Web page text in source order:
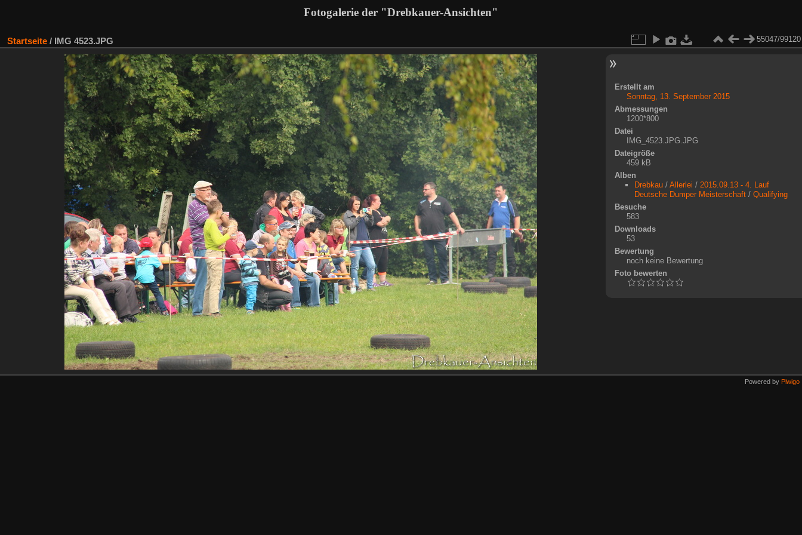
Fotogalerie der "Drebkauer-Ansichten"
Startseite / IMG 4523.JPG 55047/99120
Erstellt am
Sonntag, 13. September 2015
Abmessungen
1200*800
Datei
IMG_4523.JPG.JPG
Dateigröße
459 kB
Alben
Drebkau/ Allerlei / 2015.09.13 - 4. Lauf
Deutsche Dumper Meisterschaft/ Qualifying
Besuche
583
Downloads
53
Bewertung
noch keine Bewertung
Foto bewerten
Powered by Piwigo